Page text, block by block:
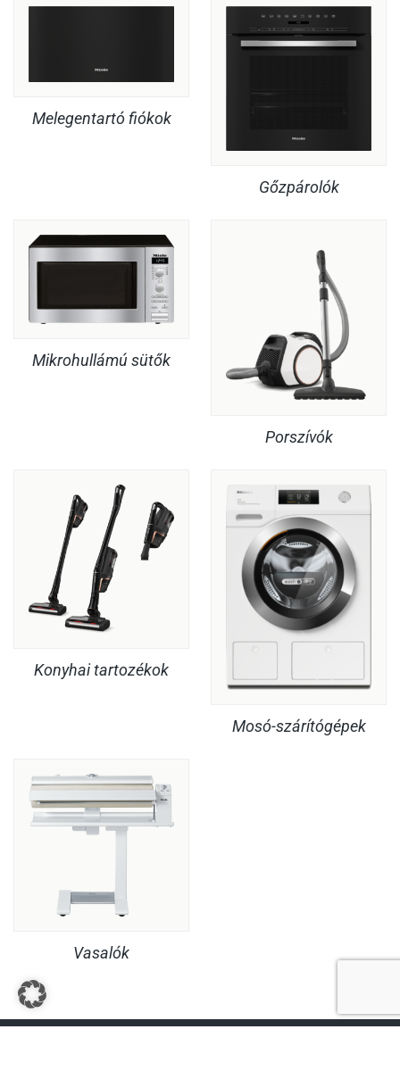
Melegentartó fiókok
Gőzpárolók
Mikrohullámú sütők
Porszívók
Konyhai tartozékok
Mosó-szárítógépek
Vasalók